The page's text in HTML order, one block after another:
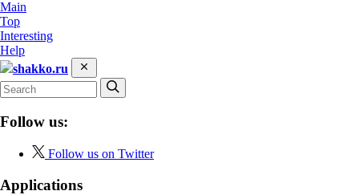
Main
Top
Interesting
Help
shakko.ru
Follow us:
Follow us on Twitter
Applications